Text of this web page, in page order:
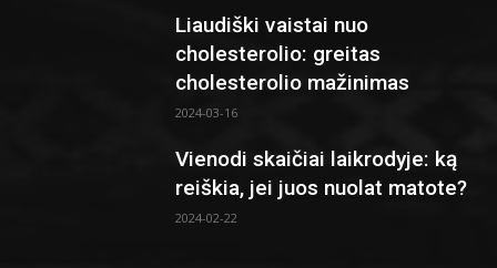
Liaudiški vaistai nuo
cholesterolio: greitas
cholesterolio mažinimas
2024-03-16
Vienodi skaičiai laikrodyje: ką
reiškia, jei juos nuolat matote?
2024-02-22